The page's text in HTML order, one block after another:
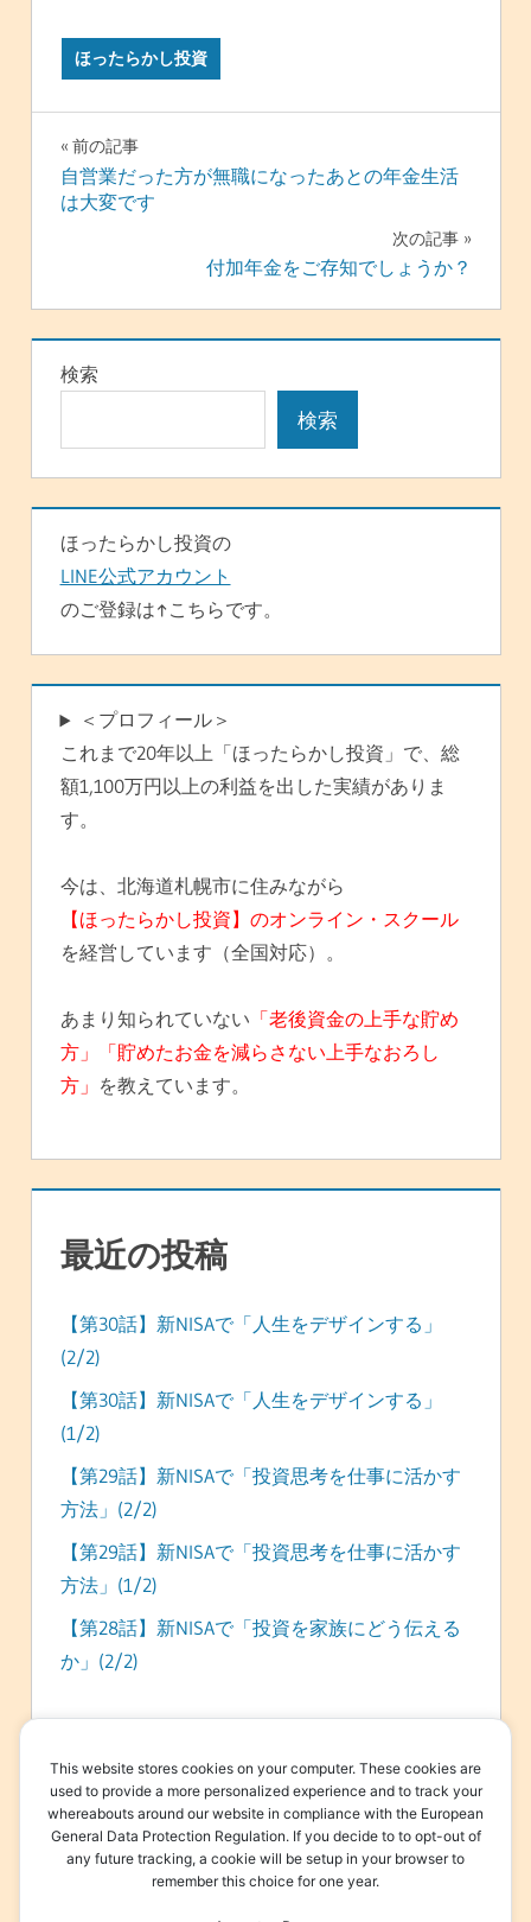
ほったらかし投資
投
稿
ゲ
ー
ョ
前の記事
自営業だった方が無職になったあとの年金生活
は大変です
次の記事
付加年金をご存知でしょうか？
検索
検索
ほったらかし投資の
LINE公式アカウント
のご登録は↑こちらです。
＜プロフィール＞
これまで20年以上「ほったらかし投資」で、総
額1,100万円以上の利益を出した実績がありま
す。
今は、北海道札幌市に住みながら
【ほったらかし投資】のオンライン・スクール
を経営しています（全国対応）。
あまり知られていない 「老後資金の上手な貯め
方」「貯めたお金を減らさない上手なおろし
方」 を教えています。
最近の投稿
【第30話】新NISAで「人生をデザインする」
(2/2)
【第30話】新NISAで「人生をデザインする」
(1/2)
【第29話】新NISAで「投資思考を仕事に活かす
方法」(2/2)
【第29話】新NISAで「投資思考を仕事に活かす
方法」(1/2)
【第28話】新NISAで「投資を家族にどう伝える
か」(2/2)
カテゴリー
This website stores cookies on your computer. These cookies are
used to provide a more personalized experience and to track your
whereabouts around our website in compliance with the European
General Data Protection Regulation. If you decide to to opt-out of
any future tracking, a cookie will be setup in your browser to
remember this choice for one year.